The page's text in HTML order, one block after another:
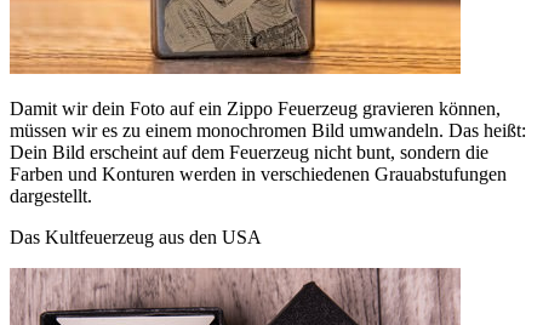
Damit wir dein Foto auf ein Zippo Feuerzeug gravieren können,
müssen wir es zu einem monochromen Bild umwandeln. Das heißt:
Dein Bild erscheint auf dem Feuerzeug nicht bunt, sondern die
Farben und Konturen werden in verschiedenen Grauabstufungen
dargestellt.
Das Kultfeuerzeug aus den USA